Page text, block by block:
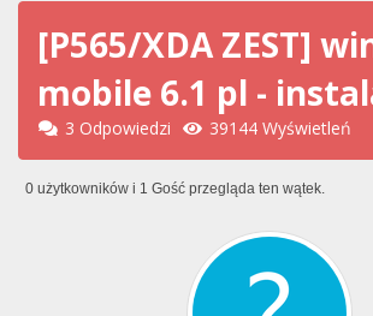
[P565/XDA ZEST]
mobile 6.1 pl -
3 Odpowiedzi 39144 Wyświetleń
0 użytkowników i 1 Gość przegląda ten wątek.